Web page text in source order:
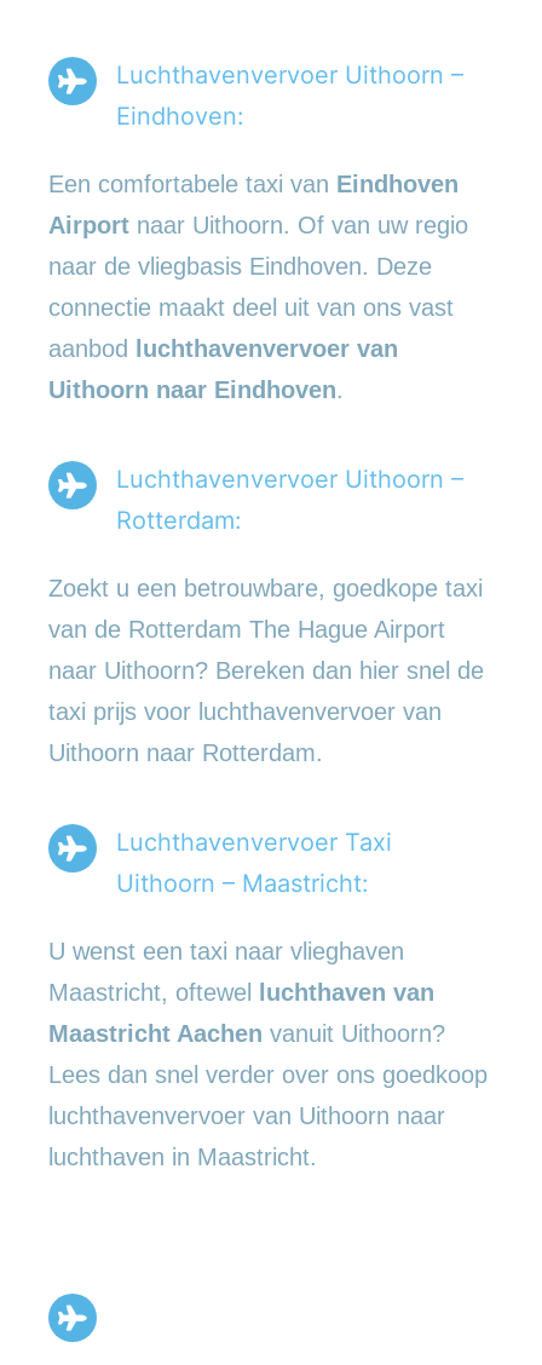
Luchthavenvervoer Uithoorn –
Eindhoven:
Een comfortabele taxi van Eindhoven
Airport naar Uithoorn. Of van uw regio
naar de vliegbasis Eindhoven. Deze
connectie maakt deel uit van ons vast
aanbod
luchthavenvervoer van
Uithoorn naar Eindhoven.
Luchthavenvervoer Uithoorn –
Rotterdam:
Zoekt u een betrouwbare, goedkope taxi
van de Rotterdam The Hague Airport
naar Uithoorn? Bereken dan hier snel de
taxi prijs voor luchthavenvervoer van
Uithoorn naar Rotterdam.
Luchthavenvervoer Taxi
Uithoorn – Maastricht:
U wenst een taxi naar vlieghaven
Maastricht, oftewel
luchthaven van
Maastricht Aachen vanuit Uithoorn?
Lees dan snel verder over ons goedkoop
luchthavenvervoer van Uithoorn naar
luchthaven in Maastricht.